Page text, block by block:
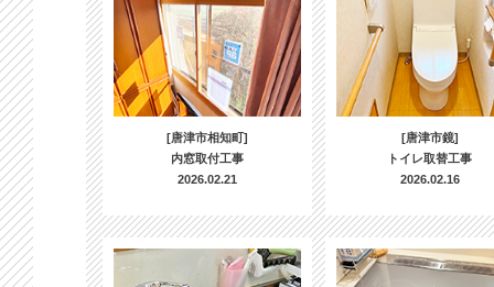
[唐津市相知町]
内窓取付工事
2026.02.21
[唐津市鏡]
トイレ取替工事
2026.02.16